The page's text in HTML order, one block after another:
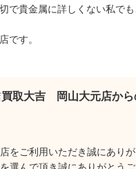
で貴金属に詳しくない私で
です。
買取大吉 岡山大元店から
をご利用いただき誠にありが